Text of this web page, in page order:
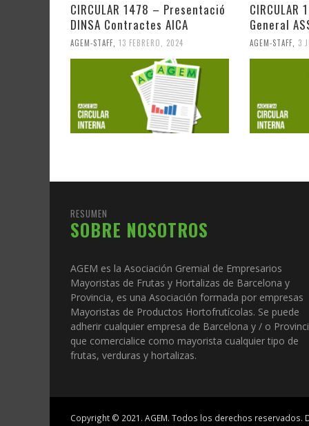
CIRCULAR 1478 – Presentació
DINSA Contractes AICA
AGEM-STAFF 13 FEBRERO, 2024
General
AGEM-STAFF, 3
RESUMEN
SOBRE NOSOTROS
AGEM es la Asociación Gremial de Empresarios
Mayoristas de Frutas y Hortalizas de Barcelona y
Provincia, es una Asociación formada por empresas
Mayoristas de Productos Hortofrutícolas. Se puede
adherir cualquier empresa de Barcelona y / o
que comercialice como mayorista cualquier tipo de
frutas, verduras y hortalizas.
Copyright © 2021. AGEM. Todos los derechos reservados.